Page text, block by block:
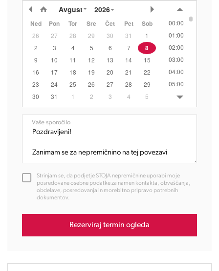
Avgust 2026
Ned Pon Tor Sre Čet Pet Sob
26 27 28 29 30 31
1
2
3 4 5 6 7 8
9 10 11 12 13 14
15
16
17 18 19 20 21
22
23
24 25 26 27 28
29
30
31 1 2 3 4 5
00:00
01:00
02:00
03:00
04:00
05:00
06:00
07:00
13:00
14:00
20:00
Vaše sporočilo
Strinjam se, da podjetje STOJA nepremičnine uporabi moje
posredovane osebne podatke za namen kontakta, obveščanja,
obdelave, posredovanja in morebitno pripravo potrebnih
dokumentov.
Rezerviraj termin ogleda